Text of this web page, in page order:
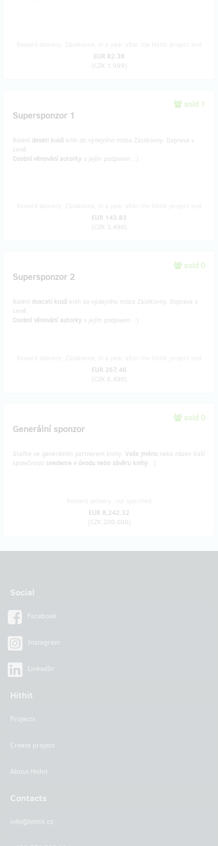
EUR 82.38
(CZK 1,999)
sold 1
Supersponzor 1
Balení deseti kusů knih do výdejního místa Zásilkovny. Doprava v
ceně.
Osobní věnování autorky s jejím podpisem. :)
EUR 143.83
(CZK 3,490)
sold 0
Supersponzor 2
Balení dvaceti kusů knih do výdejního místa Zásilkovny. Doprava v
ceně.
Osobní věnování autorky s jejím podpisem. :)
EUR 267.46
(CZK 6,490)
sold 0
Generální sponzor
Staňte se generálním partnerem knihy. Vaše jméno nebo název Vaší
společnosti uvedeme v úvodu nebo závěru knihy. :)
EUR 8,242.32
(CZK 200,000)
Social
Facebook
Instagram
LinkedIn
Hithit
Projects
Create project
About Hithit
Contacts
info@hithit.cz